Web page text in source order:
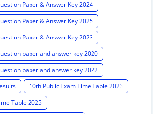
Paper & Answer Key 2024
Paper & Answer Key 2025
Paper & Answer Key 2023
paper and answer key 2020
paper and answer key 2022
10th Public Exam Time Table 2023
Table 2025